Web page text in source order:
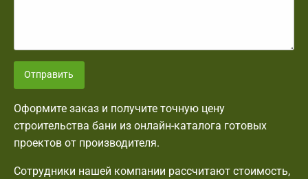
Отправить
Оформите заказ и получите точную цену
строительства бани из онлайн-каталога готовых
проектов от производителя.
Сотрудники нашей компании рассчитают стоимость,